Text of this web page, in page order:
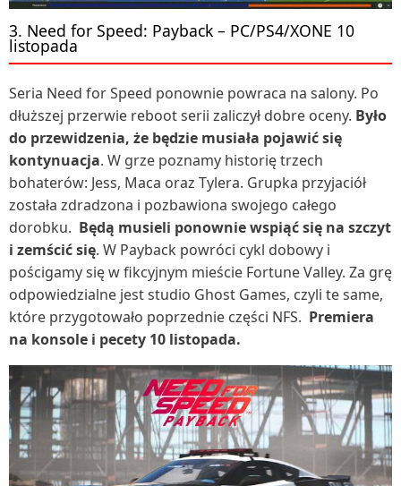
3. Need for Speed: Payback – PC/PS4/XONE 10
listopada
Seria Need for Speed ponownie powraca na salony. Po
dłuższej przerwie reboot serii zaliczył dobre oceny. Było
do przewidzenia, że będzie musiała pojawić się
kontynuacja. W grze poznamy historię trzech
bohaterów: Jess, Maca oraz Tylera. Grupka przyjaciół
została zdradzona i pozbawiona swojego całego
dorobku. Będą musieli ponownie wspiąć się na szczyt
i zemścić się. W Payback powróci cykl dobowy i
pościgamy się w fikcyjnym mieście Fortune Valley. Za grę
odpowiedzialne jest studio Ghost Games, czyli te same,
które przygotowało poprzednie części NFS. Premiera
na konsole i pecety 10 listopada.